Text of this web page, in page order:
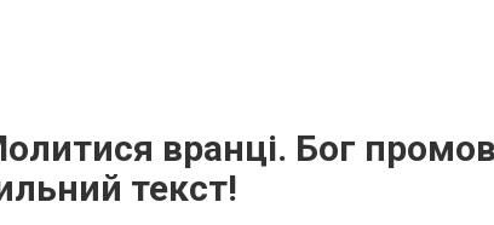
вранці. Бог
текст!